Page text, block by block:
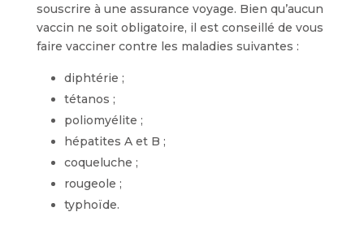
souscrire à une assurance voyage. Bien qu’aucun
vaccin ne soit obligatoire, il est conseillé de vous
faire vacciner contre les maladies suivantes :
diphtérie ;
tétanos ;
poliomyélite ;
hépatites A et B ;
coqueluche ;
rougeole ;
typhoïde.